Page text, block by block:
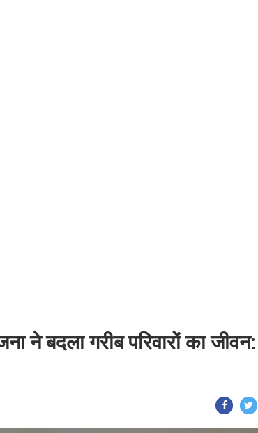
बदला गरीब परिवारों का जीवन: